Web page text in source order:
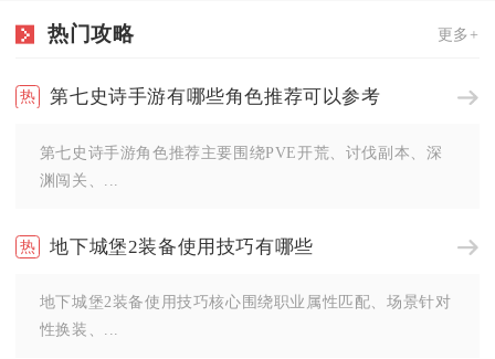
热门攻略 更多+
第七史诗手游有哪些角色推荐可以参考
第七史诗手游角色推荐主要围绕PVE开荒、讨伐副本、深
渊闯关、...
地下城堡2装备使用技巧有哪些
地下城堡2装备使用技巧核心围绕职业属性匹配、场景针对
性换装、...